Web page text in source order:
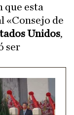
que esta
«Consejo de
Unidos,
ser